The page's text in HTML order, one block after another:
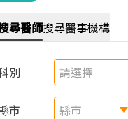
尋醫師搜尋醫事機構
別 請選擇
市 縣市